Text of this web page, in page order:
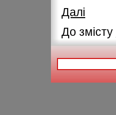
Далі
До змісту